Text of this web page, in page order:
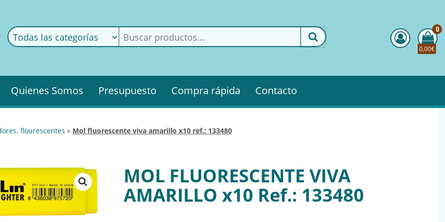
0
0,00€
Quienes Somos Presupuesto Compra rápida Contacto
flourescentes » mol fluorescente viva amarillo x10 ref.: 133480
MOL FLUORESCENTE VIVA
AMARILLO x10 Ref.: 133480